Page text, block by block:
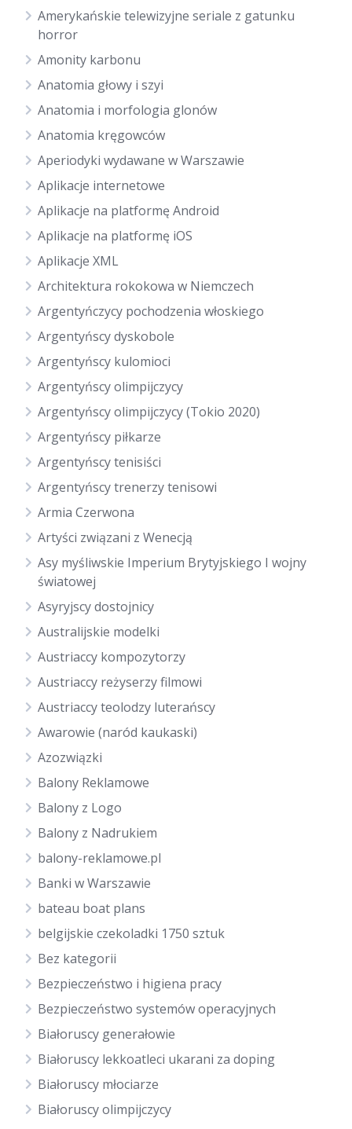
Amerykańskie telewizyjne seriale z gatunku
horror
Amonity karbonu
Anatomia głowy i szyi
Anatomia i morfologia glonów
Anatomia kręgowców
Aperiodyki wydawane w Warszawie
Aplikacje internetowe
Aplikacje na platformę Android
Aplikacje na platformę iOS
Aplikacje XML
Architektura rokokowa w Niemczech
Argentyńczycy pochodzenia włoskiego
Argentyńscy dyskobole
Argentyńscy kulomioci
Argentyńscy olimpijczycy
Argentyńscy olimpijczycy (Tokio 2020)
Argentyńscy piłkarze
Argentyńscy tenisiści
Argentyńscy trenerzy tenisowi
Armia Czerwona
Artyści związani z Wenecją
Asy myśliwskie Imperium Brytyjskiego I wojny
światowej
Asyryjscy dostojnicy
Australijskie modelki
Austriaccy kompozytorzy
Austriaccy reżyserzy filmowi
Austriaccy teolodzy luterańscy
Awarowie (naród kaukaski)
Azozwiązki
Balony Reklamowe
Balony z Logo
Balony z Nadrukiem
balony-reklamowe.pl
Banki w Warszawie
bateau boat plans
belgijskie czekoladki 1750 sztuk
Bez kategorii
Bezpieczeństwo i higiena pracy
Bezpieczeństwo systemów operacyjnych
Białoruscy generałowie
Białoruscy lekkoatleci ukarani za doping
Białoruscy młociarze
Białoruscy olimpijczycy